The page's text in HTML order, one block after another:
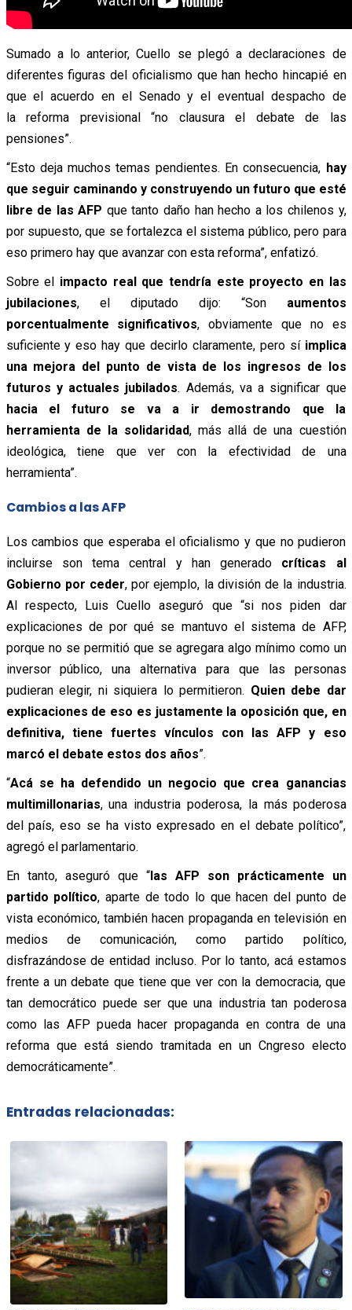
Sumado a lo anterior, Cuello se plegó a declaraciones de
diferentes figuras del oficialismo que han hecho hincapié en
que el acuerdo en el Senado y el eventual despacho de
la reforma previsional “no clausura el debate de las
pensiones”.
“Esto deja muchos temas pendientes. En consecuencia, hay
que seguir caminando y construyendo un futuro que esté
libre de las AFP que tanto daño han hecho a los chilenos y,
por supuesto, que se fortalezca el sistema público, pero para
eso primero hay que avanzar con esta reforma”, enfatizó.
Sobre el impacto real que tendría este proyecto en las
jubilaciones, el diputado dijo: “Son aumentos
porcentualmente significativos, obviamente que no es
suficiente y eso hay que decirlo claramente, pero sí implica
una mejora del punto de vista de los ingresos de los
futuros y actuales jubilados. Además, va a significar que
hacia el futuro se va a ir demostrando que la
herramienta de la solidaridad, más allá de una cuestión
ideológica, tiene que ver con la efectividad de una
herramienta”.
Cambios a las AFP
Los cambios que esperaba el oficialismo y que no pudieron
incluirse son tema central y han generado críticas al
Gobierno por ceder, por ejemplo, la división de la industria.
Al respecto, Luis Cuello aseguró que “si nos piden dar
explicaciones de por qué se mantuvo el sistema de AFP,
porque no se permitió que se agregara algo mínimo como un
inversor público, una alternativa para que las personas
pudieran elegir, ni siquiera lo permitieron. Quien debe dar
explicaciones de eso es justamente la oposición que, en
definitiva, tiene fuertes vínculos con las AFP y eso
marcó el debate estos dos años”.
“Acá se ha defendido un negocio que crea ganancias
multimillonarias, una industria poderosa, la más poderosa
del país, eso se ha visto expresado en el debate político”,
agregó el parlamentario.
En tanto, aseguró que “las AFP son prácticamente un
partido político, aparte de todo lo que hacen del punto de
vista económico, también hacen propaganda en televisión en
medios de comunicación, como partido político,
disfrazándose de entidad incluso. Por lo tanto, acá estamos
frente a un debate que tiene que ver con la democracia, que
tan democrático puede ser que una industria tan poderosa
como las AFP pueda hacer propaganda en contra de una
reforma que está siendo tramitada en un Cngreso electo
democráticamente”.
Entradas relacionadas: